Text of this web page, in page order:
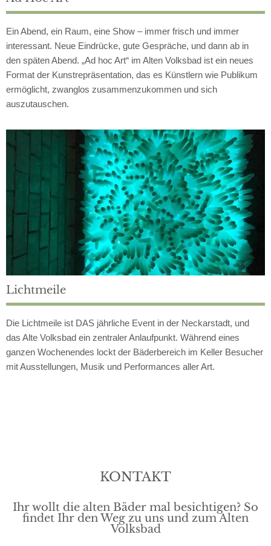
Ein Abend, ein Raum, eine Show – immer frisch und immer
interessant. Neue Eindrücke, gute Gespräche, und dann ab in
den späten Abend. „Ad hoc Art“ im Alten Volksbad ist ein neues
Format der Kunstrepräsentation, das es Künstlern wie Publikum
ermöglicht, zwanglos zusammenzukommen und sich
auszutauschen.
Lichtmeile
Die Lichtmeile ist DAS jährliche Event in der Neckarstadt, und
das Alte Volksbad ein zentraler Anlaufpunkt. Während eines
ganzen Wochenendes lockt der Bäderbereich im Keller Besucher
mit Ausstellungen, Musik und Performances aller Art.
KONTAKT
Ihr wollt die alten Bäder mal besichtigen? So
findet Ihr den Weg zu uns und zum Alten
Volksbad